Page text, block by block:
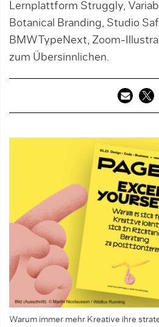
Lernplattform Struggly,
Botanical Branding, Studio
BMWTypeNext, Zoom-
zum Übersinnlichen.
Warum immer mehr Kreative ihre